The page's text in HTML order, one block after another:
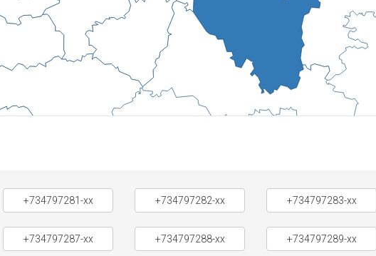
+734797281-xx +734797282-xx +734797283-xx
+734797287-xx +734797288-xx +734797289-xx